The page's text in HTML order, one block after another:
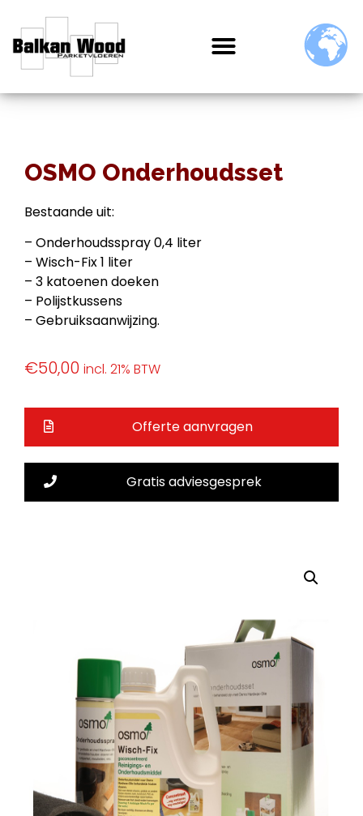
OSMO Onderhoudsset
Bestaande uit:
– Onderhoudsspray 0,4 liter
– Wisch-Fix 1 liter
– 3 katoenen doeken
– Polijstkussens
– Gebruiksaanwijzing.
€50,00 incl. 21% BTW
Offerte aanvragen
Gratis adviesgesprek